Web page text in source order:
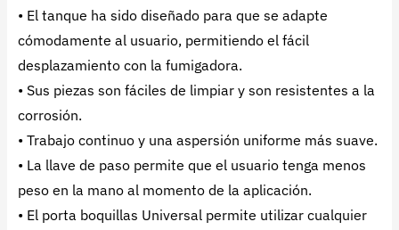
• El tanque ha sido diseñado para que se adapte
cómodamente al usuario, permitiendo el fácil
desplazamiento con la fumigadora.
• Sus piezas son fáciles de limpiar y son resistentes a la
corrosión.
• Trabajo continuo y una aspersión uniforme más suave.
• La llave de paso permite que el usuario tenga menos
peso en la mano al momento de la aplicación.
• El porta boquillas Universal permite utilizar cualquier